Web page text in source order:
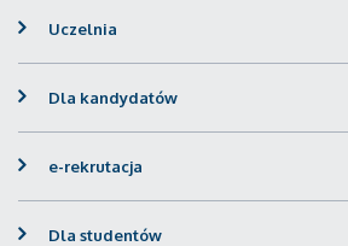
Uczelnia
Dla kandydatów
e-rekrutacja
Dla studentów